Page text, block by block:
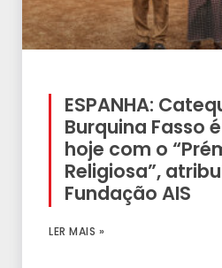
ESPANHA:
Burquina Fasso
hoje com o
Religiosa”,
Fundação AIS
LER MAIS »